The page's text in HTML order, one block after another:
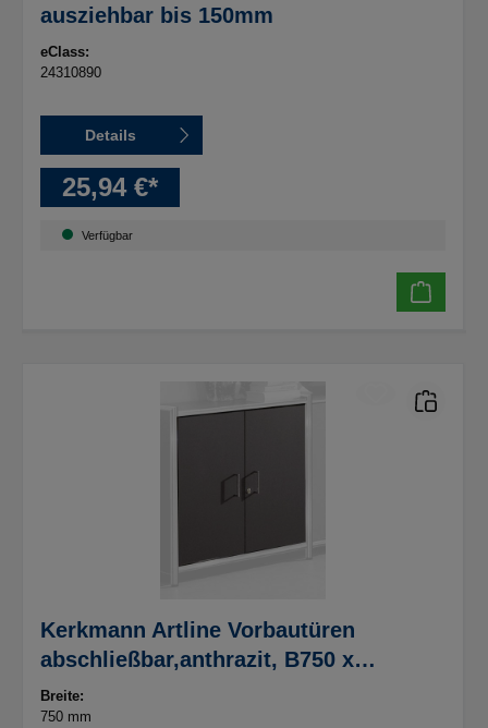
ausziehbar bis 150mm
eClass:
24310890
Details
25,94 €*
Verfügbar
Kerkmann Artline Vorbautüren
abschließbar,anthrazit, B750 x
H680mm, (kartonverpackt), 7,2 kg
Breite:
750 mm